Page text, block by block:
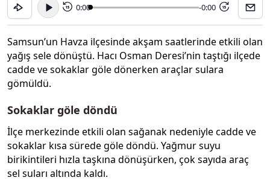
15 0:00 -0:00 15
Samsun’un Havza ilçesinde akşam saatlerinde etkili olan
yağış sele dönüştü. Hacı Osman Deresi’nin taştığı ilçede
cadde ve sokaklar göle dönerken araçlar sulara
gömüldü.
Sokaklar göle döndü
İlçe merkezinde etkili olan sağanak nedeniyle cadde ve
sokaklar kısa sürede göle döndü. Yağmur suyu
birikintileri hızla taşkına dönüşürken, çok sayıda araç
sel suları altında kaldı.